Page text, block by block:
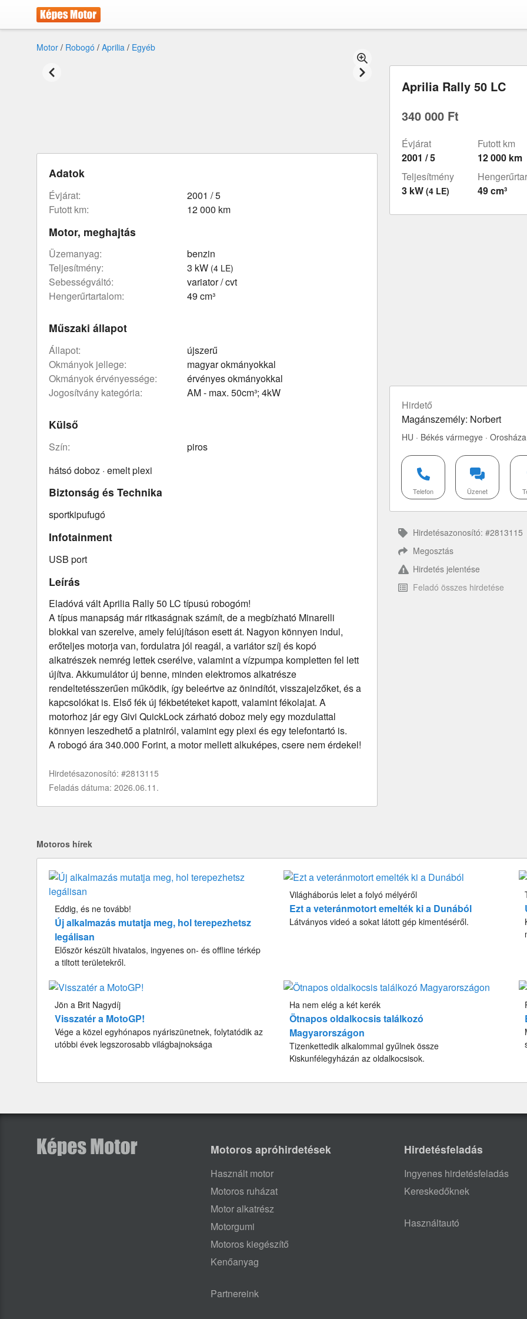
Motor / Robogó / Aprilia / Egyéb
Aprilia Rally 50 LC
340 000 Ft
Évjárat
2001 / 5
Futott km
12 000 km
Teljesítmény
3 kW (4 LE)
49 cm³
Hirdető
Magánszemély: Norbert
HU · Békés vármegye · Orosháza
Telefon Üzenet
Hirdetésazonosító: #2813115
Megosztás
Hirdetés jelentése
Feladó összes hirdetése
Adatok
évjárat:
2001 / 5
futott km:
12 000 km
Motor, meghajtás
üzemanyag:
benzin
teljesítmény:
3 kW (4 LE)
sebességváltó:
variator / cvt
hengerűrtartalom:
49 cm³
Műszaki állapot
állapot:
újszerű
okmányok jellege:
magyar okmányokkal
okmányok érvényessége:
érvényes okmányokkal
Jogosítvány kategória:
AM - max. 50cm³; 4kW
Külső
szín:
piros
hátsó doboz · emelt plexi
Biztonság és Technika
sportkipufugó
Infotainment
USB port
Leírás
Eladóvá vált Aprilia Rally 50 LC típusú robogóm!
A típus manapság már ritkaságnak számít, de a megbízható Minarelli
blokkal van szerelve, amely felújításon esett át. Nagyon könnyen indul,
erőteljes motorja van, fordulatra jól reagál, a variátor szíj és kopó
alkatrészek nemrég lettek cserélve, valamint a vízpumpa kompletten fel lett
újítva. Akkumulátor új benne, minden elektromos alkatrésze
rendeltetésszerűen működik, így beleértve az önindítót, visszajelzőket, és a
kapcsolókat is. Első fék új fékbetéteket kapott, valamint fékolajat. A
motorhoz jár egy Givi QuickLock zárható doboz mely egy mozdulattal
könnyen leszedhető a platniról, valamint egy plexi és egy telefontartó is.
A robogó ára 340.000 Forint, a motor mellett alkuképes, csere nem érdekel!
Hirdetésazonosító: #2813115
Feladás dátuma: 2026.06.11.
Motoros hírek
Eddig, és ne tovább!
Új alkalmazás mutatja meg, hol terepezhetsz
legálisan
Először készült hivatalos, ingyenes on- és offline térkép
a tiltott területekről.
Világháborús lelet a folyó mélyéről
Ezt a veteránmotort emelték ki a Dunából
Látványos videó a sokat látott gép kimentéséről.
Jön a Brit Nagydíj
Visszatér a MotoGP!
Vége a közel egyhónapos nyáriszünetnek, folytatódik az
utóbbi évek legszorosabb világbajnoksága
Ha nem elég a két kerék
Ötnapos oldalkocsis találkozó
Magyarországon
Tizenkettedik alkalommal gyűlnek össze
Kiskunfélegyházán az oldalkocsisok.
Motoros apróhirdetések
Használt motor
Motoros ruházat
Motor alkatrész
Motorgumi
Motoros kiegészítő
Kenőanyag
Partnereink
Hirdetésfeladás
Ingyenes hirdetésfeladás
Kereskedőknek
Használtautó